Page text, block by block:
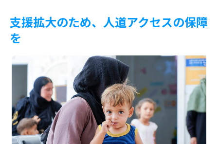
支援拡大のため、人道アクセスの保障
を